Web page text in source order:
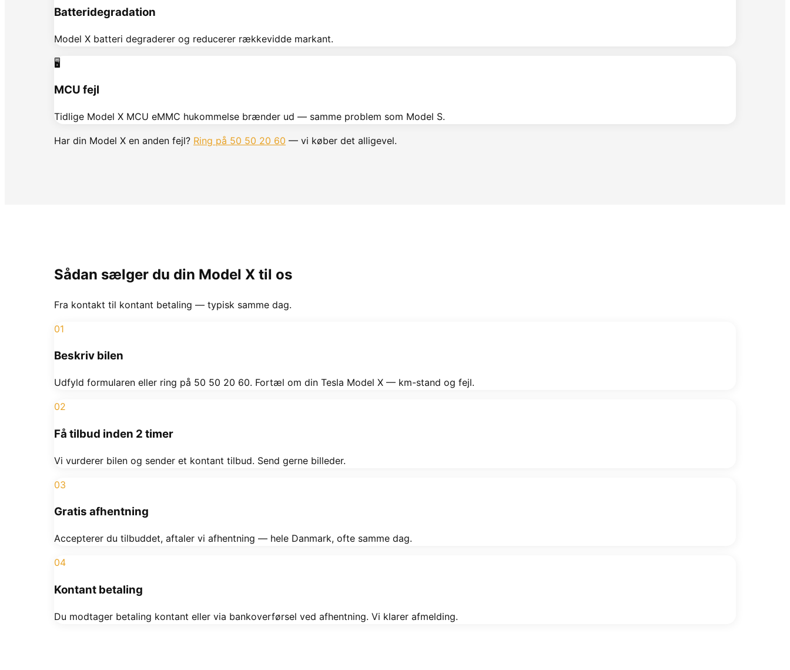
Batteridegradation
Model X batteri degraderer og reducerer rækkevidde markant.
🖥️
MCU fejl
Tidlige Model X MCU eMMC hukommelse brænder ud — samme problem som Model S.
Har din Model X en anden fejl? Ring på 50 50 20 60 — vi køber det alligevel.
Sådan sælger du din Model X til os
Fra kontakt til kontant betaling — typisk samme dag.
01
Beskriv bilen
Udfyld formularen eller ring på 50 50 20 60. Fortæl om din Tesla Model X — km-stand og fejl.
02
Få tilbud inden 2 timer
Vi vurderer bilen og sender et kontant tilbud. Send gerne billeder.
03
Gratis afhentning
Accepterer du tilbuddet, aftaler vi afhentning — hele Danmark, ofte samme dag.
04
Kontant betaling
Du modtager betaling kontant eller via bankoverførsel ved afhentning. Vi klarer afmelding.